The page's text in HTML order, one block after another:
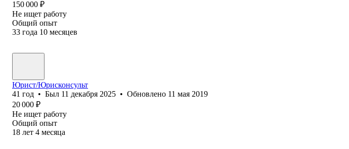
150 000 ₽
Не ищет работу
Общий опыт
33 года 10 месяцев
Юрист/Юрисконсульт
41 год • Был 11 декабря 2025 • Обновлено 11 мая 2019
20 000 ₽
Не ищет работу
Общий опыт
18 лет 4 месяца